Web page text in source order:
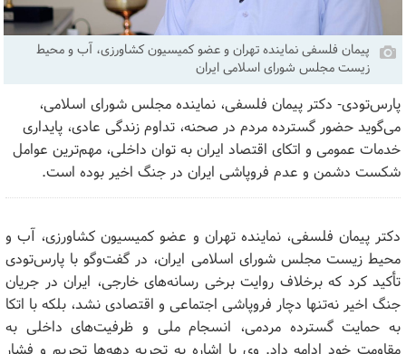
پیمان فلسفی نماینده تهران و عضو کمیسیون کشاورزی، آب و محیط
زیست مجلس شورای اسلامی ایران
پارس‌تودی- دکتر پیمان فلسفی، نماینده مجلس شورای اسلامی،
می‌گوید حضور گسترده مردم در صحنه، تداوم زندگی عادی، پایداری
خدمات عمومی و اتکای اقتصاد ایران به توان داخلی، مهم‌ترین عوامل
شکست دشمن و عدم فروپاشی ایران در جنگ اخیر بوده است.
دکتر پیمان فلسفی، نماینده تهران و عضو کمیسیون کشاورزی، آب و
محیط زیست مجلس شورای اسلامی ایران، در گفت‌وگو با پارس‌تودی
تأکید کرد که برخلاف روایت برخی رسانه‌های خارجی، ایران در جریان
جنگ اخیر نه‌تنها دچار فروپاشی اجتماعی و اقتصادی نشد، بلکه با اتکا
به حمایت گسترده مردمی، انسجام ملی و ظرفیت‌های داخلی به